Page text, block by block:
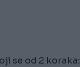
se od 2 koraka: